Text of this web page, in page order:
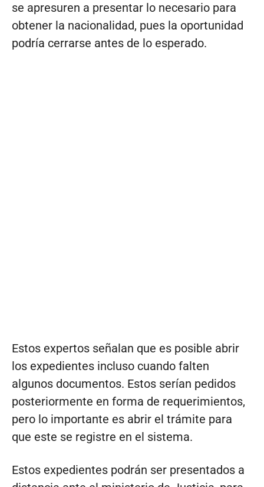
se apresuren a presentar lo necesario para
obtener la nacionalidad, pues la oportunidad
podría cerrarse antes de lo esperado.
Estos expertos señalan que es posible abrir
los expedientes incluso cuando falten
algunos documentos. Estos serían pedidos
posteriormente en forma de requerimientos,
pero lo importante es abrir el trámite para
que este se registre en el sistema.
Estos expedientes podrán ser presentados a